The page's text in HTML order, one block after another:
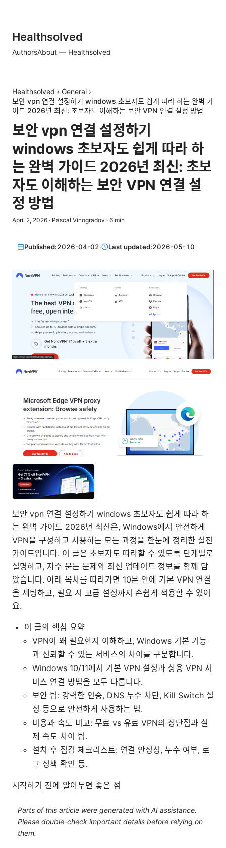
Healthsolved
AuthorsAbout — Healthsolved
Healthsolved › General ›
보안 vpn 연결 설정하기 windows 초보자도 쉽게 따라 하는 완벽 가
이드 2026년 최신: 초보자도 이해하는 보안 VPN 연결 설정 방법
보안 vpn 연결 설정하기
windows 초보자도 쉽게 따라 하
는 완벽 가이드 2026년 최신: 초보
자도 이해하는 보안 VPN 연결 설
정 방법
April 2, 2026 · Pascal Vinogradov · 6 min
Published:2026-04-02· Last updated:2026-05-10
보안 vpn 연결 설정하기 windows 초보자도 쉽게 따라 하
는 완벽 가이드 2026년 최신은, Windows에서 안전하게
VPN을 구성하고 사용하는 모든 과정을 한눈에 정리한 실전
가이드입니다. 이 글은 초보자도 따라할 수 있도록 단계별로
설명하고, 자주 묻는 문제와 최신 업데이트 정보를 함께 담
았습니다. 아래 목차를 따라가면 10분 안에 기본 VPN 연결
을 세팅하고, 필요 시 고급 설정까지 손쉽게 적용할 수 있어
요.
이 글의 핵심 요약
VPN이 왜 필요한지 이해하고, Windows 기본 기능
과 신뢰할 수 있는 서비스의 차이를 구분합니다.
Windows 10/11에서 기본 VPN 설정과 상용 VPN 서
비스 연결 방법을 모두 다룹니다.
보안 팁: 강력한 인증, DNS 누수 차단, Kill Switch 설
정 등으로 안전하게 사용하는 법.
비용과 속도 비교: 무료 vs 유료 VPN의 장단점과 실
제 속도 차이 팁.
설치 후 점검 체크리스트: 연결 안정성, 누수 여부, 로
그 정책 확인 등.
시작하기 전에 알아두면 좋은 점
Parts of this article were generated with AI assistance.
Please double-check important details before relying on
them.